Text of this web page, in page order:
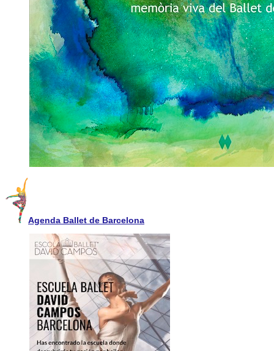
Agenda Ballet de Barcelona